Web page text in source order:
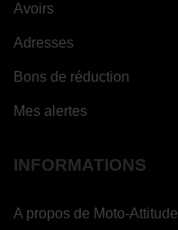
Avoirs
Adresses
Bons de réduction
Mes alertes
INFORMATIONS
A propos de Moto-Attitude